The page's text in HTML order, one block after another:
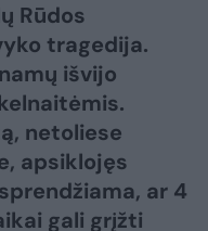
Rūdos
tragedija.
išvijo
netoliese
apsiklojęs
ar 4
gali grįžti